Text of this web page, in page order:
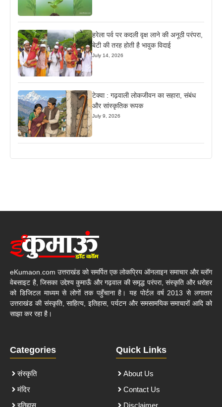
हरेला पर्व पर कदली वृक्ष लाने की अनूठी परंपरा,
बेटी की तरह होती है भावुक विदाई
July 14, 2026
टेक्वा : गढ़वाली लोकजीवन का सहारा, संबंध
और सांस्कृतिक रूपक
July 9, 2026
eKumaon.com उत्तराखंड को समर्पित एक लोकप्रिय ऑनलाइन समाचार और ब्लॉग
वेबसाइट है, जिसका उद्देश्य कुमाऊँ और गढ़वाल की समृद्ध परंपरा, संस्कृति और धरोहर
को डिजिटल माध्यम से लोगों तक पहुँचाना है। यह पोर्टल वर्ष 2013 से लगातार
उत्तराखंड की संस्कृति, साहित्य, इतिहास, पर्यटन और समसामयिक समाचारों आदि को
साझा कर रहा है।
Categories
संस्कृति
मंदिर
इतिहास
Quick Links
About Us
Contact Us
Disclaimer